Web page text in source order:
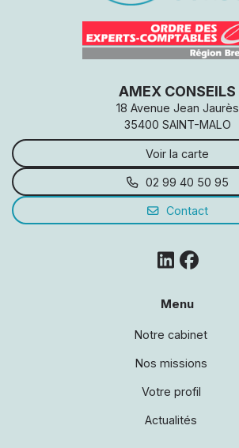
AMEX CONSEILS
18 Avenue Jean Jaurès
35400 SAINT-MALO
Voir la carte
02 99 40 50 95
Contact
Menu
Notre cabinet
Nos missions
Votre profil
Actualités